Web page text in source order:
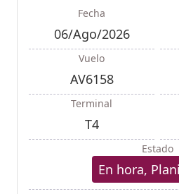
Fecha
06/Ago/2026
Vuelo
AV6158
Terminal
T4
Estado
En hora,